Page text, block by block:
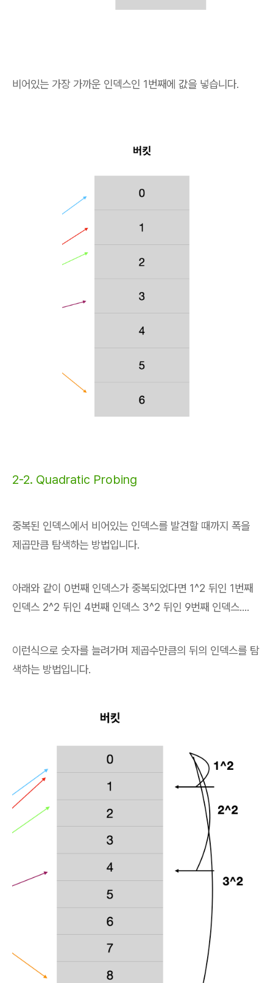
비어있는 가장 가까운 인덱스인 1번째에 값을 넣습니다.
2-2. Quadratic Probing
중복된 인덱스에서 비어있는 인덱스를 발견할 때까지 폭을
제곱만큼 탐색하는 방법입니다.
아래와 같이 0번째 인덱스가 중복되었다면 1^2 뒤인 1번째
인덱스 2^2 뒤인 4번째 인덱스 3^2 뒤인 9번째 인덱스....
이런식으로 숫자를 늘려가며 제곱수만큼의 뒤의 인덱스를 탐
색하는 방법입니다.